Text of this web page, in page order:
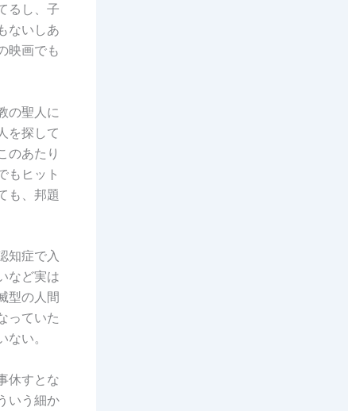
るし、子
ないしあ
映画でも
の聖人に
を探して
のあたり
もヒット
も、邦題
知症で入
など実は
型の人間
っていた
い。
休すとな
いう細か